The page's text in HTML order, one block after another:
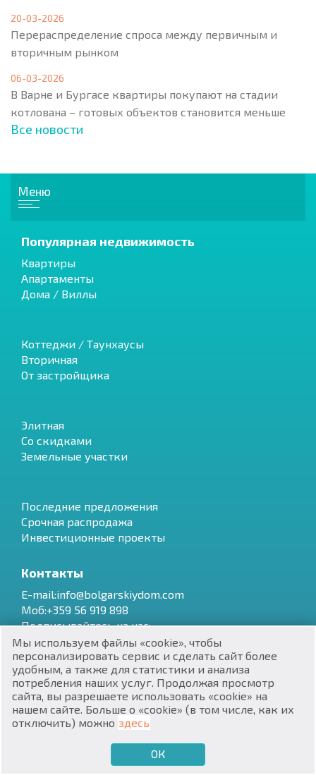
€
$
₽
₴
zł BG
20-03-2026
Перераспределение спроса между первичным и
вторичным рынком
06-03-2026
В Варне и Бургасе квартиры покупают на стадии
котлована – готовых объектов становится меньше
Все новости
Меню
Популярная недвижимость
Квартиры
Апартаменты
Дома / Виллы
Коттеджи / Таунхаусы
Вторичная
От застройщика
Элитная
Со скидками
Земельные участки
Последние предложения
Срочная распродажа
Инвестиционные проекты
Контакты
E-mail:info@bolgarskiydom.com
Моб:+359 56 919 898
Подписывайтесь на нас:
Наши адреса в Болгарии
г.Варна , Бул. Ян Хунияди 6, база Сортови Семена, оф. 5
г.Несебр,Квартал Стадиона, 34,8230
г.Бургас,ул. Даме Груев 6, оф. 4
Мы используем файлы «cookie», чтобы
персонализировать сервис и сделать сайт более
удобным, а также для статистики и анализа
потребления наших услуг. Продолжая просмотр
сайта, вы разрешаете использовать «cookie» на
нашем сайте. Больше о «cookie» (в том числе, как их
отключить) можно здесь
ОК